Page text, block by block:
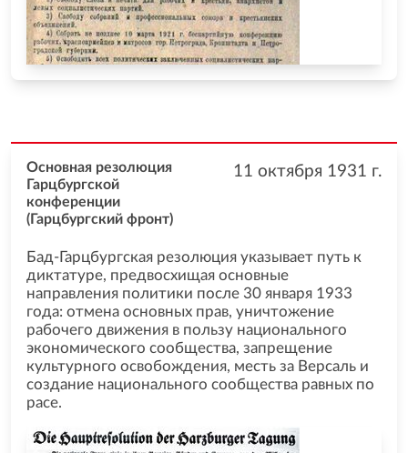
11 октября 1931 г.
Основная резолюция
Гарцбургской
конференции
(Гарцбургский фронт)
Бад-Гарцбургская резолюция указывает путь к
диктатуре, предвосхищая основные
направления политики после 30 января 1933
года: отмена основных прав, уничтожение
рабочего движения в пользу национального
экономического сообщества, запрещение
культурного освобождения, месть за Версаль и
создание национального сообщества равных по
расе.